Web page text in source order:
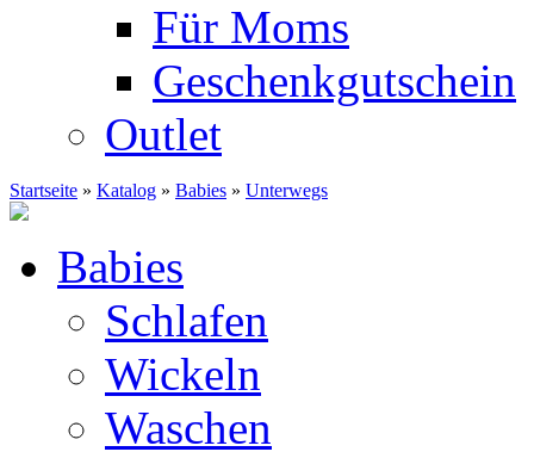
Für Moms
Geschenkgutschein
Outlet
Startseite » Katalog » Babies » Unterwegs
Babies
Schlafen
Wickeln
Waschen